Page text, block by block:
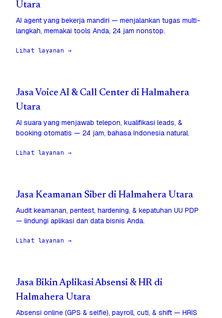
Utara
AI agent yang bekerja mandiri — menjalankan tugas multi-
langkah, memakai tools Anda, 24 jam nonstop.
Lihat layanan →
Jasa Voice AI & Call Center di Halmahera
Utara
AI suara yang menjawab telepon, kualifikasi leads, &
booking otomatis — 24 jam, bahasa Indonesia natural.
Lihat layanan →
Jasa Keamanan Siber di Halmahera Utara
Audit keamanan, pentest, hardening, & kepatuhan UU PDP
— lindungi aplikasi dan data bisnis Anda.
Lihat layanan →
Jasa Bikin Aplikasi Absensi & HR di
Halmahera Utara
Absensi online (GPS & selfie), payroll, cuti, & shift — HRIS